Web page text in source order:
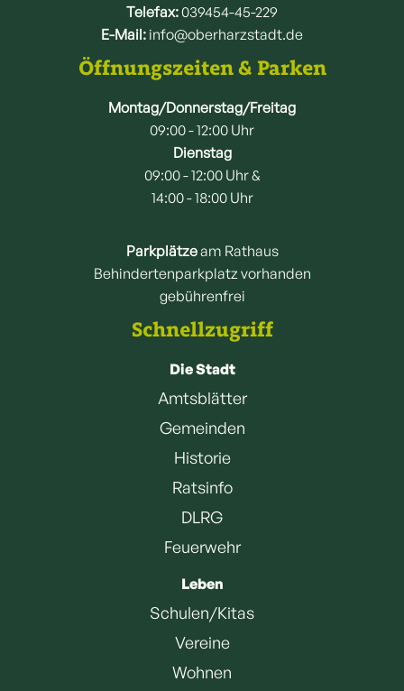
Telefax:039454-45-229
E-Mail: info@oberharzstadt.de
Öffnungszeiten & Parken
Montag/Donnerstag/Freitag
09:00 - 12:00 Uhr
Dienstag
09:00 - 12:00 Uhr &
14:00 - 18:00 Uhr
Parkplätzeam Rathaus
Behindertenparkplatz vorhanden
gebührenfrei
Schnellzugriff
Die Stadt
Amtsblätter
Gemeinden
Historie
Ratsinfo
DLRG
Feuerwehr
Leben
Schulen/Kitas
Vereine
Wohnen